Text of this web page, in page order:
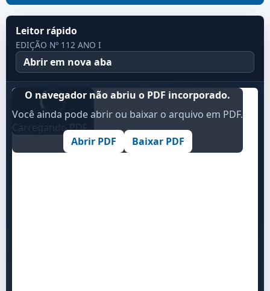
Leitor rápido
EDIÇÃO Nº 112 ANO I
Abrir em nova aba
Carregando PDF...
O navegador não abriu o PDF incorporado.
Você ainda pode abrir ou baixar o arquivo em PDF.
Abrir PDF Baixar PDF